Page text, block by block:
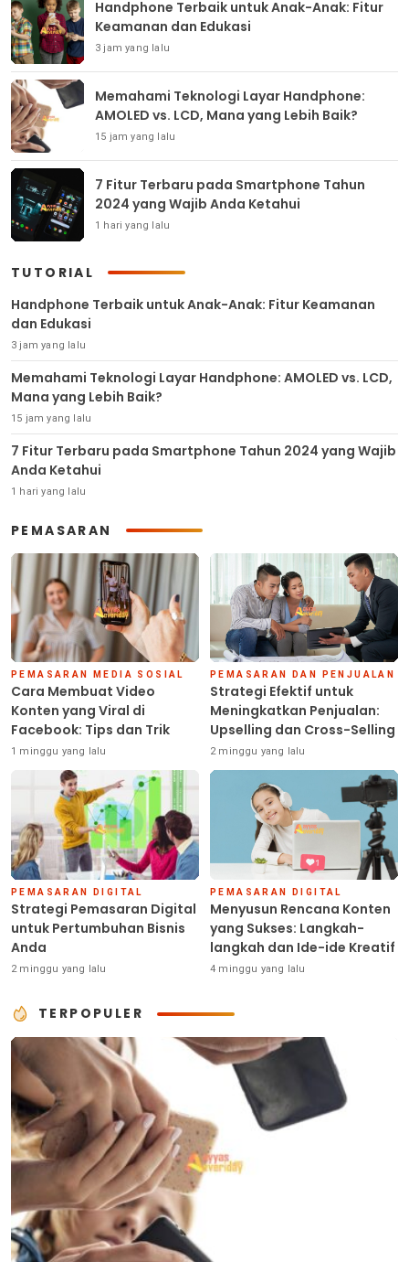
Handphone Terbaik untuk Anak-Anak: Fitur
Keamanan dan Edukasi
3 jam yang lalu
Memahami Teknologi Layar Handphone:
AMOLED vs. LCD, Mana yang Lebih Baik?
15 jam yang lalu
7 Fitur Terbaru pada Smartphone Tahun
2024 yang Wajib Anda Ketahui
1 hari yang lalu
TUTORIAL
Handphone Terbaik untuk Anak-Anak: Fitur Keamanan
dan Edukasi
3 jam yang lalu
Memahami Teknologi Layar Handphone: AMOLED vs. LCD,
Mana yang Lebih Baik?
15 jam yang lalu
7 Fitur Terbaru pada Smartphone Tahun 2024 yang Wajib
Anda Ketahui
1 hari yang lalu
PEMASARAN
PEMASARAN MEDIA SOSIAL
Cara Membuat Video
Konten yang Viral di
Facebook: Tips dan Trik
1 minggu yang lalu
PEMASARAN DAN PENJUALAN
Strategi Efektif untuk
Meningkatkan Penjualan:
Upselling dan Cross-Selling
2 minggu yang lalu
PEMASARAN DIGITAL
Strategi Pemasaran Digital
untuk Pertumbuhan Bisnis
Anda
2 minggu yang lalu
PEMASARAN DIGITAL
Menyusun Rencana Konten
yang Sukses: Langkah-
langkah dan Ide-ide Kreatif
4 minggu yang lalu
TERPOPULER